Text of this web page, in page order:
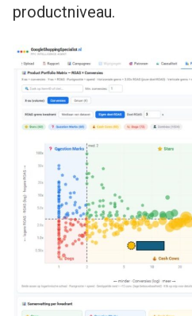
productniveau.